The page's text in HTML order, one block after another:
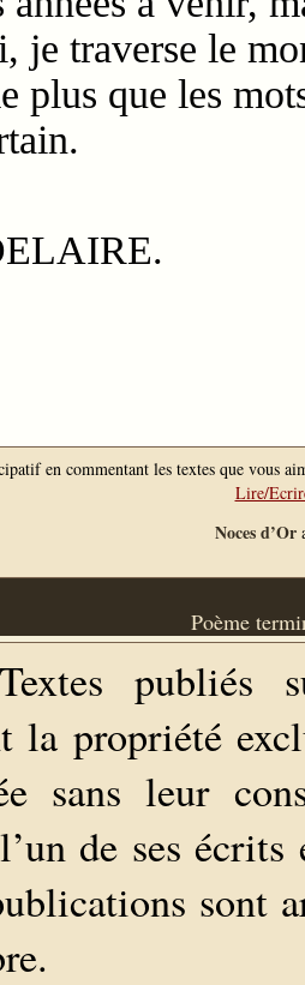
je traverse le
plus que les
en commentant les textes que vous
Lire/
Noces d’Or
Poème
publiés
la propriété
sans leur
de ses
sont